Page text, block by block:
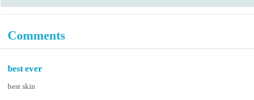
Comments
best ever
best skin